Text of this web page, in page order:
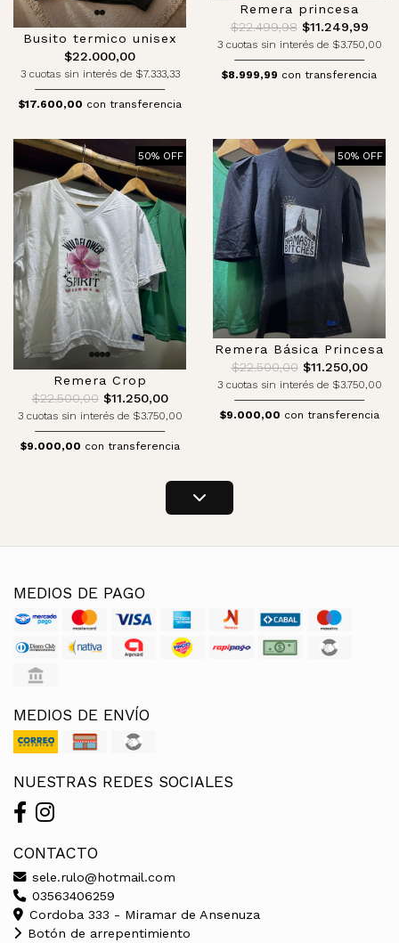
Busito termico unisex
$22.000,00
3 cuotas sin interés de $7.333,33
$17.600,00 con transferencia
Remera princesa
$22.499,98$11.249,99
3 cuotas sin interés de $3.750,00
$8.999,99 con transferencia
50% OFF
Remera Crop
$22.500,00$11.250,00
3 cuotas sin interés de $3.750,00
$9.000,00 con transferencia
50% OFF
Remera Básica Princesa
$22.500,00$11.250,00
3 cuotas sin interés de $3.750,00
$9.000,00 con transferencia
MEDIOS DE PAGO
MEDIOS DE ENVÍO
NUESTRAS REDES SOCIALES
CONTACTO
sele.rulo@hotmail.com
03563406259
Cordoba 333 - Miramar de Ansenuza
Botón de arrepentimiento